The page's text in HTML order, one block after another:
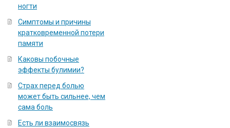
ногти
Симптомы и причины
кратковременной потери
памяти
Каковы побочные
эффекты булимии?
Страх перед болью
может быть сильнее, чем
сама боль
Есть ли взаимосвязь